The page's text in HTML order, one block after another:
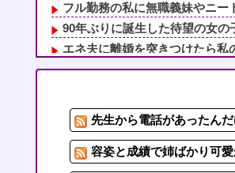
フル勤務の私に無職義妹やニ
90年ぶりに誕生した待望の女
エネ夫に離婚を突きつけたら私
年収1500万の父が退職。父「
容姿と成績で姉ばかり可愛が
「ﾀﾋねば保険金出る」と友人
「お皿は綺麗だけど食べ方が
先生から電話があったん
容姿と成績で姉ばかり可